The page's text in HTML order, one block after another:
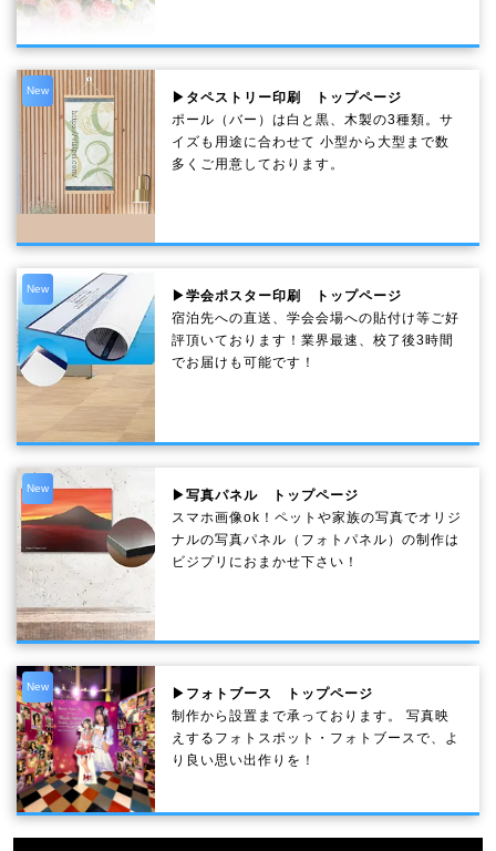
New
▶タペストリー印刷 トップページ
ポール（バー）は白と黒、木製の3種類。サ
イズも用途に合わせて 小型から大型まで数
多くご用意しております。
New
▶学会ポスター印刷 トップページ
宿泊先への直送、学会会場への貼付け等ご好
評頂いております！業界最速、校了後3時間
でお届けも可能です！
New
▶写真パネル トップページ
スマホ画像ok！ペットや家族の写真でオリジ
ナルの写真パネル（フォトパネル）の制作は
ビジプリにおまかせ下さい！
New
▶フォトブース トップページ
制作から設置まで承っております。 写真映
えするフォトスポット・フォトブースで、よ
り良い思い出作りを！